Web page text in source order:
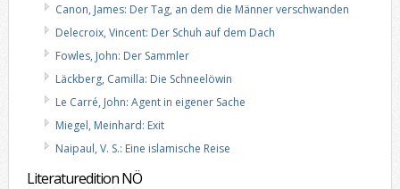
Canon, James: Der Tag, an dem die Männer verschwanden
Delecroix, Vincent: Der Schuh auf dem Dach
Fowles, John: Der Sammler
Läckberg, Camilla: Die Schneelöwin
Le Carré, John: Agent in eigener Sache
Miegel, Meinhard: Exit
Naipaul, V. S.: Eine islamische Reise
Literaturedition NÖ